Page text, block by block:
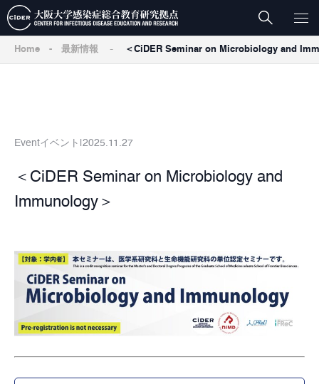
Home - 最新情報 - ＜CiDER Seminar on Microbiology and
Eventイベント 2025.11.27
＜CiDER Seminar on Microbiology and
Immunology＞